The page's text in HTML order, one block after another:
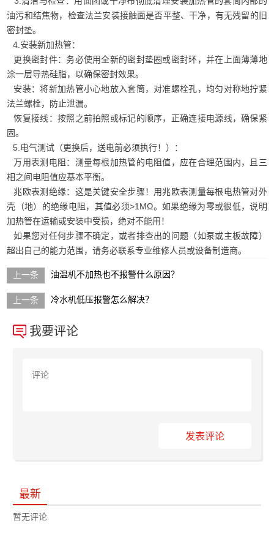
油污和结焦物，检查法兰安装接触面是否平整、干净，有无残留的旧
密封垫。
4.安装新加热管：
更换密封件：务必使用全新的密封垫圈或密封环，并在上面薄薄地
涂一层导热硅脂，以确保密封效果。
安装：将新加热管小心地放入套筒，对准螺栓孔，均匀对称地拧紧
法兰螺栓，防止泄漏。
恢复接线：按照之前拍照或标记的顺序，正确连接电源线，确保紧
固。
5.电气测试（更换后，送电前必须执行！）：
万用表测电阻：测量每根加热管的电阻值，应在合理范围内，且三
相之间电阻值应基本平衡。
兆欧表测绝缘：这是关键安全步骤！用兆欧表测量每根电热管对外
壳（地）的绝缘电阻，其值必须>1MΩ。如果绝缘为零或很低，说明
加热管在运输或安装中受损，绝对不能用！
如果您对任何步骤不确定，或者排查出的问题（如泵或主板故障）
超出自己的能力范围，请务必联系专业维修人员或设备制造商。
油温机不加热也不报警什么原因？
冷水机低压报警怎么解决？
我要评论
发表评论
最新
暂无评论